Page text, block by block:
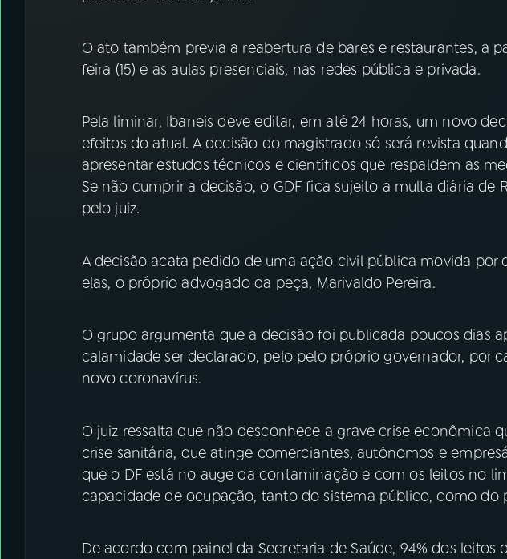
O ato também previa a reabertura de bares e restaurantes, a
feira (15) e as aulas presenciais, nas redes pública e privada.
Pela liminar, Ibaneis deve editar, em até 24 horas, um novo
efeitos do atual. A decisão do magistrado só será revista
apresentar estudos técnicos e científicos que respaldem as
Se não cumprir a decisão, o GDF fica sujeito a multa diária de
pelo juiz.
A decisão acata pedido de uma ação civil pública movida por
elas, o próprio advogado da peça, Marivaldo Pereira.
O grupo argumenta que a decisão foi publicada poucos dias
calamidade ser declarado, pelo pelo próprio governador, por
novo coronavírus.
O juiz ressalta que não desconhece a grave crise econômica
crise sanitária, que atinge comerciantes, autônomos e
que o DF está no auge da contaminação e com os leitos no
capacidade de ocupação, tanto do sistema público, como do
De acordo com painel da Secretaria de Saúde, 94% dos leitos